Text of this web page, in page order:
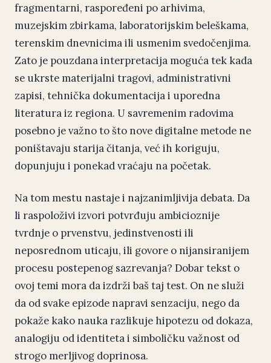
fragmentarni, raspoređeni po arhivima,
muzejskim zbirkama, laboratorijskim beleškama,
terenskim dnevnicima ili usmenim svedočenjima.
Zato je pouzdana interpretacija moguća tek kada
se ukrste materijalni tragovi, administrativni
zapisi, tehnička dokumentacija i uporedna
literatura iz regiona. U savremenim radovima
posebno je važno to što nove digitalne metode ne
poništavaju starija čitanja, već ih koriguju,
dopunjuju i ponekad vraćaju na početak.
Na tom mestu nastaje i najzanimljivija debata. Da
li raspoloživi izvori potvrđuju ambicioznije
tvrdnje o prvenstvu, jedinstvenosti ili
neposrednom uticaju, ili govore o nijansiranijem
procesu postepenog sazrevanja? Dobar tekst o
ovoj temi mora da izdrži baš taj test. On ne služi
da od svake epizode napravi senzaciju, nego da
pokaže kako nauka razlikuje hipotezu od dokaza,
analogiju od identiteta i simboličku važnost od
strogo merljivog doprinosa.